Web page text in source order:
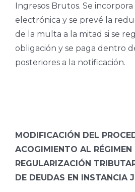
Ingresos Brutos. Se
electrónica y se prevé la
de la multa a la mitad si se
obligación y se paga dentro
posteriores a la notificación.
MODIFICACIÓN DEL
ACOGIMIENTO AL RÉGIMEN
REGULARIZACIÓN
DE DEUDAS EN INSTANCIA